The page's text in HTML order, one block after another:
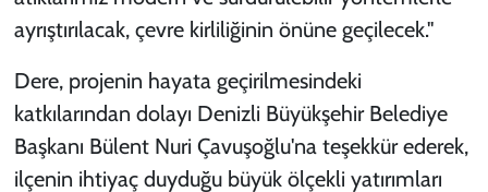
ayrıştırılacak, çevre kirliliğinin önüne geçilecek."
Dere, projenin hayata geçirilmesindeki
katkılarından dolayı Denizli Büyükşehir Belediye
Başkanı Bülent Nuri Çavuşoğlu'na teşekkür ederek,
ilçenin ihtiyaç duyduğu büyük ölçekli yatırımları